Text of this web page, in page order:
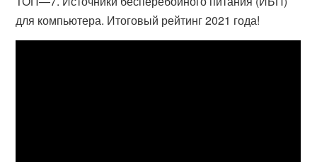
для компьютера. Итоговый рейтинг 2021 года!